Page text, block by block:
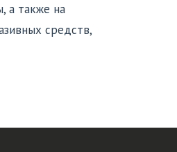
а также на
средств,